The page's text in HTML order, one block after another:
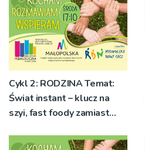
Cykl 2: RODZINA Temat:
Świat instant – klucz na
szyi, fast foody zamiast